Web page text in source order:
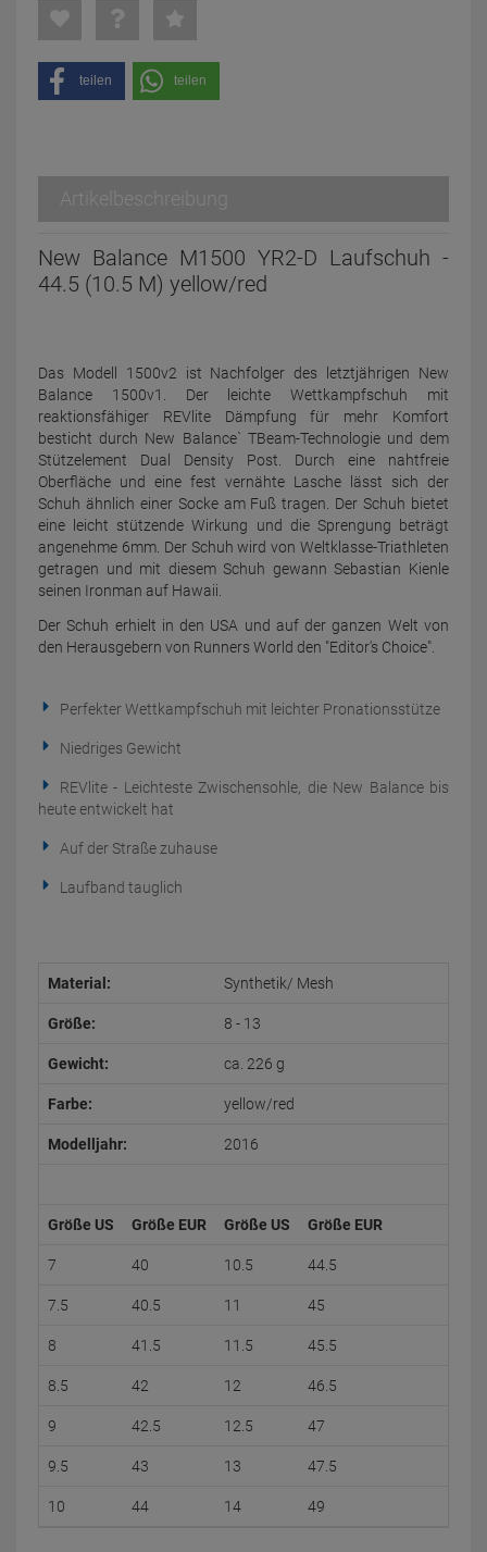
teilen teilen
Artikelbeschreibung
New Balance M1500 YR2-D Laufschuh -
44.5 (10.5 M) yellow/red
Das Modell 1500v2 ist Nachfolger des letztjährigen New
Balance 1500v1. Der leichte Wettkampfschuh mit
reaktionsfähiger REVlite Dämpfung für mehr Komfort
besticht durch New Balance` TBeam-Technologie und dem
Stützelement Dual Density Post. Durch eine nahtfreie
Oberfläche und eine fest vernähte Lasche lässt sich der
Schuh ähnlich einer Socke am Fuß tragen. Der Schuh bietet
eine leicht stützende Wirkung und die Sprengung beträgt
angenehme 6mm. Der Schuh wird von Weltklasse-Triathleten
getragen und mit diesem Schuh gewann Sebastian Kienle
seinen Ironman auf Hawaii.
Der Schuh erhielt in den USA und auf der ganzen Welt von
den Herausgebern von Runners World den "Editor's Choice".
Perfekter Wettkampfschuh mit leichter Pronationsstütze
Niedriges Gewicht
REVlite - Leichteste Zwischensohle, die New Balance bis
heute entwickelt hat
Auf der Straße zuhause
Laufband tauglich
Material: Synthetik/ Mesh
Größe: 8 - 13
Gewicht: ca. 226 g
Farbe: yellow/red
Modelljahr: 2016
Größe US Größe EUR Größe US Größe EUR
7 40 10.5 44.5
7.5 40.5 11 45
8 41.5 11.5 45.5
8.5 42 12 46.5
9 42.5 12.5 47
9.5 43 13 47.5
10 44 14 49